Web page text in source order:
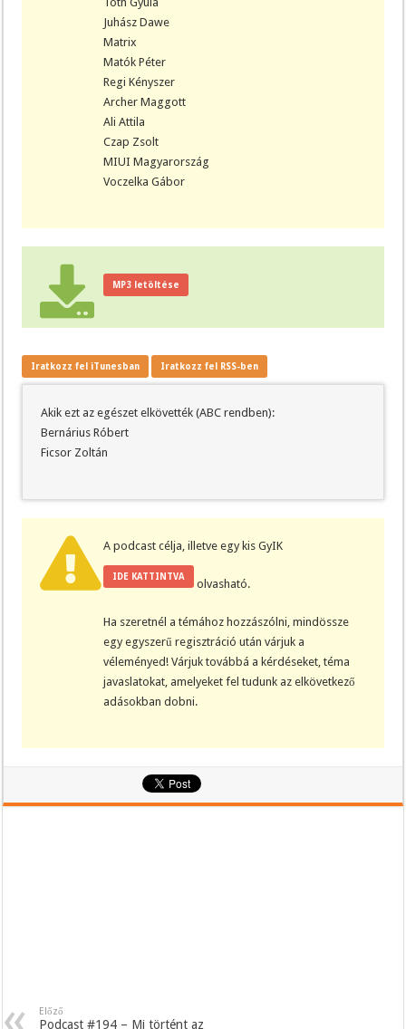
Juhász Dawe
Matrix
Matók Péter
Regi Kényszer
Archer Maggott
Ali Attila
Czap Zsolt
MIUI Magyarország
Voczelka Gábor
MP3 letöltése
Iratkozz fel iTunesban Iratkozz fel RSS-ben
Akik ezt az egészet elkövették (ABC rendben):
Bernárius Róbert
Ficsor Zoltán
A podcast célja, illetve egy kis GyIK
IDE KATTINTVA
olvasható.
Ha szeretnél a témához hozzászólni, mindössze
egy egyszerű regisztráció után várjuk a
véleményed! Várjuk továbbá a kérdéseket, téma
javaslatokat, amelyeket fel tudunk az elkövetkező
adásokban dobni.
Előző
Podcast #194 – Mi történt az